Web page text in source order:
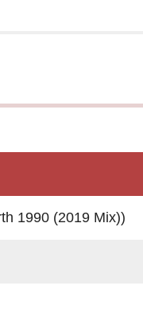
1990 (2019 Mix))